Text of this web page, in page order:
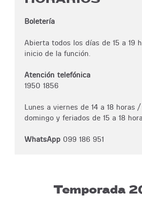
Boletería
Abierta todos los días de 15 a 19
inicio de la función.
Atención telefónica
1950 1856
Lunes a viernes de 14 a 18 horas
domingo y feriados de 15 a 18
WhatsApp 099 186 951
Temporada